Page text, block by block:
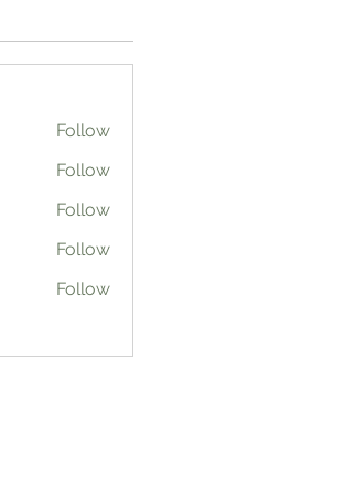
Follow
Follow
Follow
Follow
Follow